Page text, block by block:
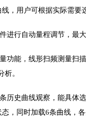
，用户可根据实际需要
进行自动量程调节，最
功能，线形扫频测量扫
。
历史曲线观察，能具体
，同时加载6条曲线，